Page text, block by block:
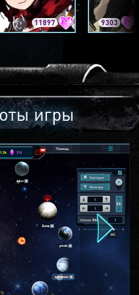
11897 9303
игры